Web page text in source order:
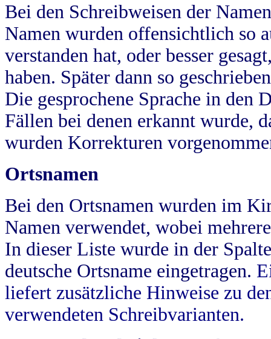
Bei den Schreibweisen der
Namen wurden offensichtlich so
verstanden hat, oder besser
haben. Später dann so
Die gesprochene Sprache in
Fällen bei denen erkannt wurde,
wurden Korrekturen
Ortsnamen
Bei den Ortsnamen wurden im
Namen verwendet, wobei
In dieser Liste wurde in der
deutsche Ortsname eingetragen.
liefert zusätzliche Hinweise zu
verwendeten Schreibvarianten.